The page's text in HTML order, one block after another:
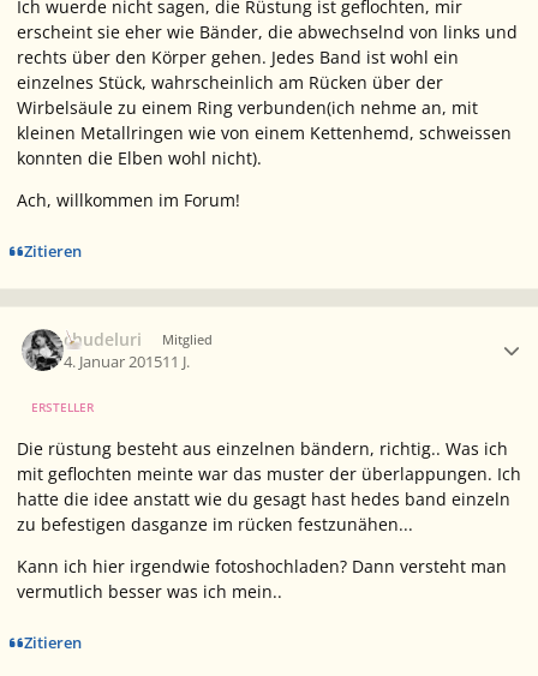
Ich wuerde nicht sagen, die Rüstung ist geflochten, mir
erscheint sie eher wie Bänder, die abwechselnd von links und
rechts über den Körper gehen. Jedes Band ist wohl ein
einzelnes Stück, wahrscheinlich am Rücken über der
Wirbelsäule zu einem Ring verbunden(ich nehme an, mit
kleinen Metallringen wie von einem Kettenhemd, schweissen
konnten die Elben wohl nicht).
Ach, willkommen im Forum!
Zitieren
chudeluri Mitglied
4. Januar 201511 J.
ERSTELLER
Die rüstung besteht aus einzelnen bändern, richtig.. Was ich
mit geflochten meinte war das muster der überlappungen. Ich
hatte die idee anstatt wie du gesagt hast hedes band einzeln
zu befestigen dasganze im rücken festzunähen...
Kann ich hier irgendwie fotoshochladen? Dann versteht man
vermutlich besser was ich mein..
Zitieren